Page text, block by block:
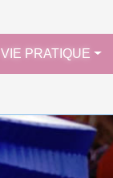
VIE PRATIQUE